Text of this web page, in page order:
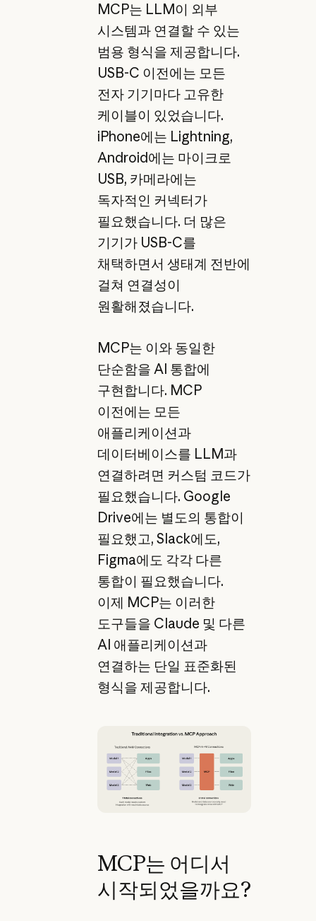
MCP는 LLM이 외부
시스템과 연결할 수 있는
범용 형식을 제공합니다.
USB-C 이전에는 모든
전자 기기마다 고유한
케이블이 있었습니다.
iPhone에는 Lightning,
Android에는 마이크로
USB, 카메라에는
독자적인 커넥터가
필요했습니다. 더 많은
기기가 USB-C를
채택하면서 생태계 전반에
걸쳐 연결성이
원활해졌습니다.
MCP는 이와 동일한
단순함을 AI 통합에
구현합니다. MCP
이전에는 모든
애플리케이션과
데이터베이스를 LLM과
연결하려면 커스텀 코드가
필요했습니다. Google
Drive에는 별도의 통합이
필요했고, Slack에도,
Figma에도 각각 다른
통합이 필요했습니다.
이제 MCP는 이러한
도구들을 Claude 및 다른
AI 애플리케이션과
연결하는 단일 표준화된
형식을 제공합니다.
MCP는 어디서
시작되었을까요?